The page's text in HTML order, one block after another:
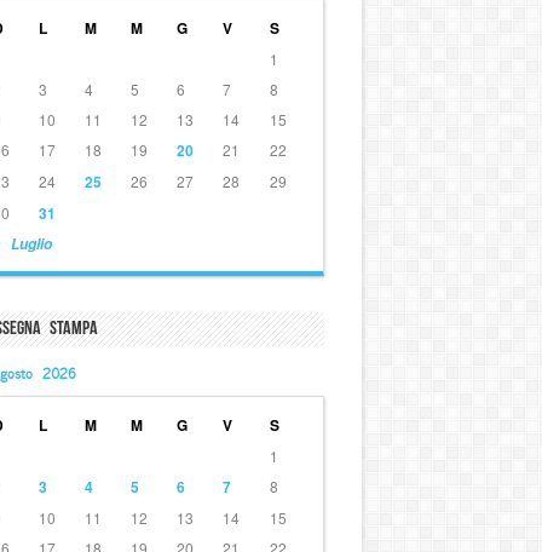
L M M G V S
Luglio
1
3 4 5 6 7
8
10 11 12 13 14
15
17 18 19 20 21
22
24 25 26 27 28
29
31
Stampa
2026
L M M G V S
1
3 4 5 6 7
8
10 11 12 13 14
15
17 18 19 20 21 22